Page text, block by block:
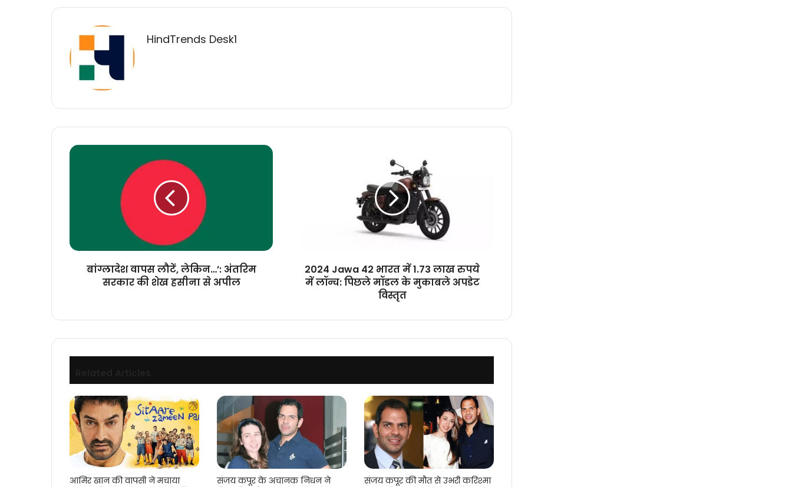
HindTrends Desk1
बांग्लादेश
हसीना
बांग्लादेश वापस लौटें, लेकिन…’: अंतरिम
सरकार की शेख हसीना से अपील
अपडेट
2024 Jawa 42 भारत में 1.73 लाख रुपये
में लॉन्च: पिछले मॉडल के मुकाबले अपडेट
विस्तृत
आमिर खान की वापसी ने मचाया
संजय कपूर के अचानक निधन ने
संजय कपूर की मौत से उभरी करिश्मा